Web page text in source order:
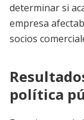
determinar si
empresa
socios
política